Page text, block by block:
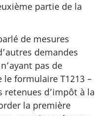
partie de la
de mesures
demandes
pas de
le formulaire T1213 –
retenues d’impôt à la
la première